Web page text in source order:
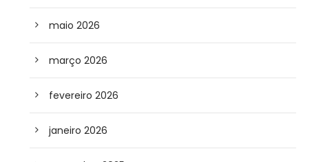
maio 2026
março 2026
fevereiro 2026
janeiro 2026